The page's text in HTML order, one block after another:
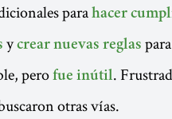
para hacer
ycrear nuevas reglas
pero fue inútil.
otras vías.